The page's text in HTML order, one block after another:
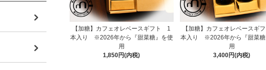
【加糖】カフェオレベースギフト 1
本入り ※2026年から『甜菜糖』を使
用
1,850円(内税)
【加糖】カフェオレベースギ
本入り ※2026年から『甜菜糖
用
3,400円(内税)